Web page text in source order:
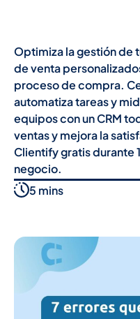
Optimiza la gestión de
de venta
proceso de compra.
automatiza tareas y
equipos con un CRM
ventas y mejora la
Clientify gratis durante
negocio.
5 mins